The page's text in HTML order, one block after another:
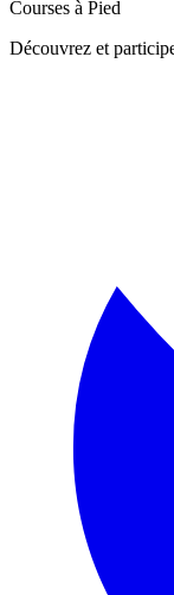
Courses à Pied
Découvrez et